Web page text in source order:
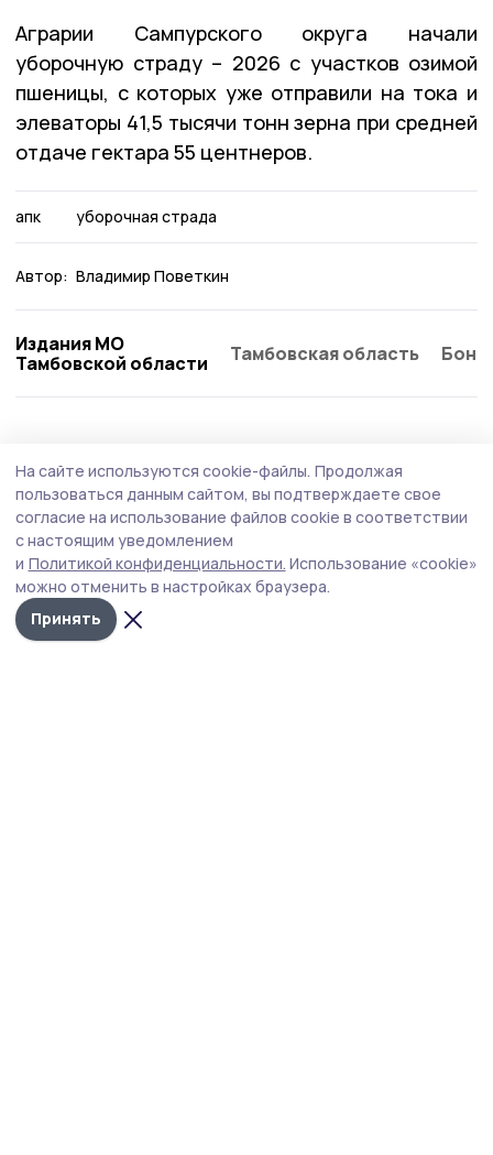
Аграрии Сампурского округа начали
уборочную страду – 2026 с участков озимой
пшеницы, с которых уже отправили на тока и
элеваторы 41,5 тысячи тонн зерна при средней
отдаче гектара 55 центнеров.
апк уборочная страда
Автор: Владимир Поветкин
Издания МО
Тамбовской области
Тамбовская область
Аграрии Сампурского округа закупили
сельхозтехники на 215 миллионов рублей
Статистику обновления парка сельскохозяйственных
машин за 6 месяцев 2026 года озвучили в
администрации муниципалитета.
На сайте используются cookie-файлы. Продолжая
пользоваться данным сайтом, вы подтверждаете свое
согласие на использование файлов cookie в соответствии
с настоящим уведомлением
и Политикой конфиденциальности. Использование «cookie»
можно отменить в настройках браузера.
Принять